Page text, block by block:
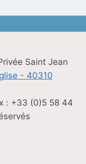
Saint Jean
- 40310
: +33 (0)5 58 44